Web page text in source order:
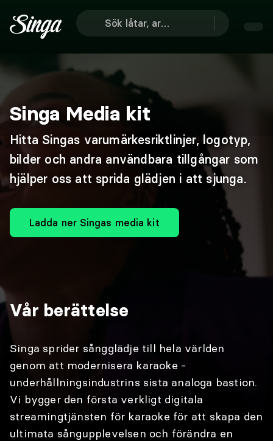
Singa Media kit
Hitta Singas varumärkesriktlinjer, logotyp,
bilder och andra användbara tillgångar som
hjälper oss att sprida glädjen i att sjunga.
Ladda ner Singas media kit
Vår berättelse
Singa sprider sångglädje till hela världen
genom att modernisera karaoke -
underhållningsindustrins sista analoga bastion.
Vi bygger den första verkligt digitala
streamingtjänsten för karaoke för att skapa den
ultimata sångupplevelsen och förändra en